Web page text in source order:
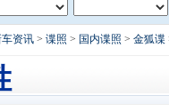
资讯 > 谍照 > 国内谍照 > 金狐谍